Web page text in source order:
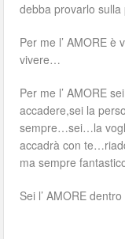
debba provarlo
Per me l’ AMORE
vivere…
Per me l’ AMORE
accadere,sei la
sempre…sei…la
accadrà con
ma sempre
Sei l’ AMORE